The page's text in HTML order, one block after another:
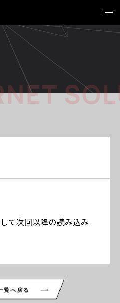
て次回以降の読み込み
覧へ戻る